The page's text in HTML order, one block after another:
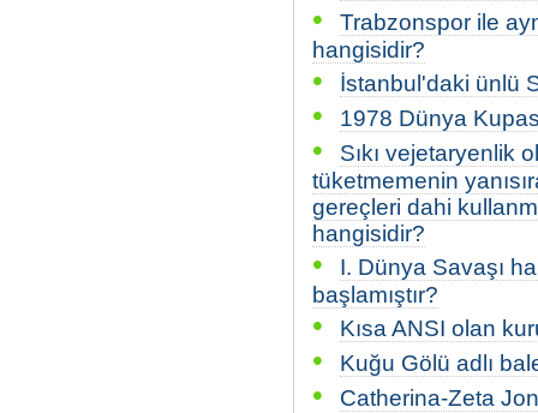
•
Trabzonspor ile
hangisidir?
• İstanbul'daki ünlü
• 1978 Dünya
•
Sıkı vejetaryenlik
tüketmemenin
gereçleri dahi
hangisidir?
•
I. Dünya Savaşı
başlamıştır?
• Kısa ANSI olan
• Kuğu Gölü adlı
• Catherina-Zeta